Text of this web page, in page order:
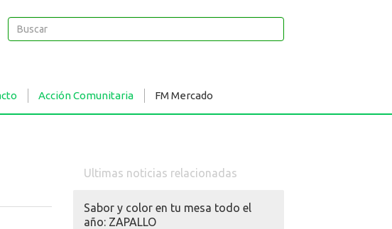
Buscar
Buscar
Acción Comunitaria FM Mercado
Ultimas noticias relacionadas
Sabor y color en tu mesa todo el
año: ZAPALLO